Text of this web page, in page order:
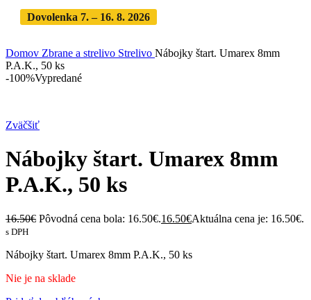
Dovolenka 7. – 16. 8. 2026
Domov Zbrane a strelivo Strelivo Nábojky štart. Umarex 8mm
P.A.K., 50 ks
-100%Vypredané
Zväčšiť
Nábojky štart. Umarex 8mm
P.A.K., 50 ks
16.50€ Pôvodná cena bola: 16.50€.16.50€Aktuálna cena je: 16.50€.
s DPH
Nábojky štart. Umarex 8mm P.A.K., 50 ks
Nie je na sklade